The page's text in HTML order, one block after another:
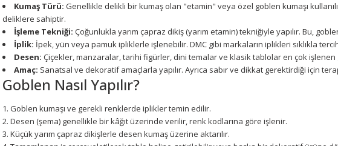
Kumaş Türü: Genellikle delikli bir kumaş olan "etamin" veya özel goblen kumaşı
deliklere sahiptir.
İşleme Tekniği: Çoğunlukla yarım çapraz dikiş (yarım etamin) tekniğiyle yapılır. Bu,
İplik: İpek, yün veya pamuk ipliklerle işlenebilir. DMC gibi markaların iplikleri sıklıkla
Desen: Çiçekler, manzaralar, tarihi figürler, dini temalar ve klasik tablolar en çok işlenen
Amaç: Sanatsal ve dekoratif amaçlarla yapılır. Ayrıca sabır ve dikkat gerektirdiği için
Goblen Nasıl Yapılır?
Goblen kumaşı ve gerekli renklerde iplikler temin edilir.
Desen (şema) genellikle bir kâğıt üzerinde verilir, renk kodlarına göre işlenir.
Küçük yarım çapraz dikişlerle desen kumaş üzerine aktarılır.